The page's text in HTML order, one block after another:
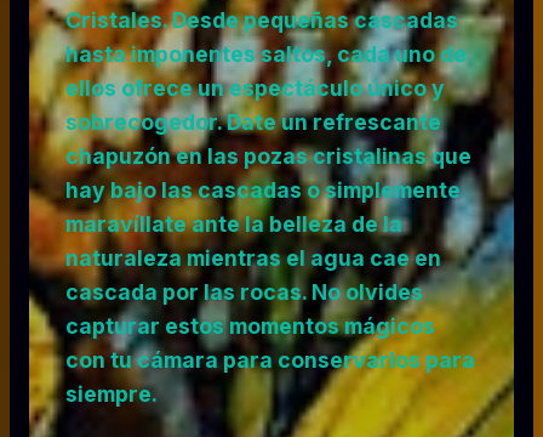
Cristales. Desde pequeñas cascadas
hasta imponentes saltos, cada uno de
ellos ofrece un espectáculo único y
sobrecogedor. Date un refrescante
chapuzón en las pozas cristalinas que
hay bajo las cascadas o simplemente
maravíllate ante la belleza de la
naturaleza mientras el agua cae en
cascada por las rocas. No olvides
capturar estos momentos mágicos
con tu cámara para conservarlos para
siempre.